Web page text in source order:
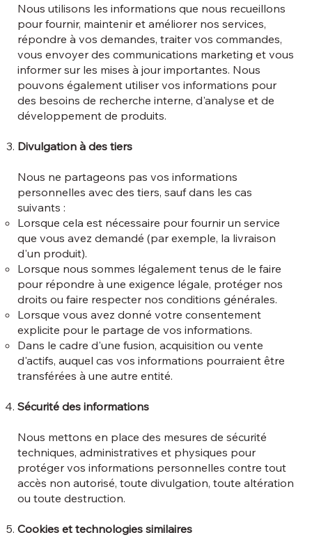
Nous utilisons les informations que nous recueillons
pour fournir, maintenir et améliorer nos services,
répondre à vos demandes, traiter vos commandes,
vous envoyer des communications marketing et vous
informer sur les mises à jour importantes. Nous
pouvons également utiliser vos informations pour
des besoins de recherche interne, d'analyse et de
développement de produits.
Divulgation à des tiers
Nous ne partageons pas vos informations
personnelles avec des tiers, sauf dans les cas
suivants :
Lorsque cela est nécessaire pour fournir un service
que vous avez demandé (par exemple, la livraison
d'un produit).
Lorsque nous sommes légalement tenus de le faire
pour répondre à une exigence légale, protéger nos
droits ou faire respecter nos conditions générales.
Lorsque vous avez donné votre consentement
explicite pour le partage de vos informations.
Dans le cadre d'une fusion, acquisition ou vente
d'actifs, auquel cas vos informations pourraient être
transférées à une autre entité.
Sécurité des informations
Nous mettons en place des mesures de sécurité
techniques, administratives et physiques pour
protéger vos informations personnelles contre tout
accès non autorisé, toute divulgation, toute altération
ou toute destruction.
Cookies et technologies similaires